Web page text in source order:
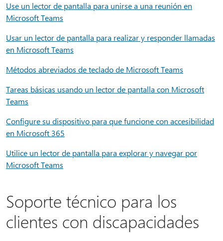
Use un lector de pantalla para unirse a una reunión en
Microsoft Teams
Usar un lector de pantalla para realizar y responder llamadas
en Microsoft Teams
Métodos abreviados de teclado de Microsoft Teams
Tareas básicas usando un lector de pantalla con Microsoft
Teams
Configure su dispositivo para que funcione con accesibilidad
en Microsoft 365
Utilice un lector de pantalla para explorar y navegar por
Microsoft Teams
Soporte técnico para los
clientes con discapacidades